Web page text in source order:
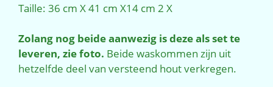
Taille: 36 cm X 41 cm X14 cm 2 X
Zolang nog beide aanwezig is deze als set te
leveren, zie foto. Beide waskommen zijn uit
hetzelfde deel van versteend hout verkregen.